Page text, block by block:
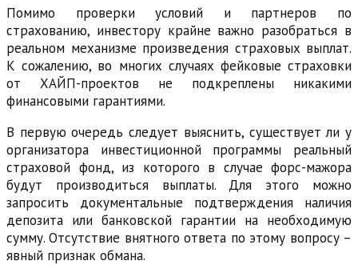
Помимо проверки условий и партнеров по
страхованию, инвестору крайне важно разобраться в
реальном механизме произведения страховых выплат.
К сожалению, во многих случаях фейковые страховки
от ХАЙП-проектов не подкреплены никакими
финансовыми гарантиями.
В первую очередь следует выяснить, существует ли у
организатора инвестиционной программы реальный
страховой фонд, из которого в случае форс-мажора
будут производиться выплаты. Для этого можно
запросить документальные подтверждения наличия
депозита или банковской гарантии на необходимую
сумму. Отсутствие внятного ответа по этому вопросу –
явный признак обмана.